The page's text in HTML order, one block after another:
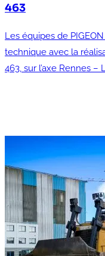
463
Les équipes de
technique avec la
463, sur l’axe Rennes